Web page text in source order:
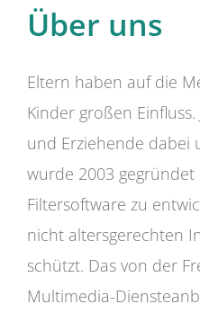
Über uns
Eltern haben auf die
Kinder großen
und Erziehende dabei
wurde 2003 gegründet
Filtersoftware zu
nicht altersgerechten
schützt. Das von der
Multimedia-